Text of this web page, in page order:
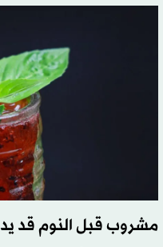
مشروب قبل النوم قد